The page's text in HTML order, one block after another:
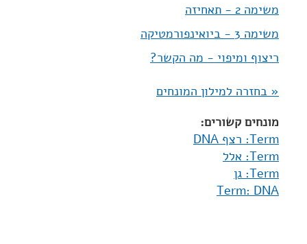
משימה 2 - תאחיזה
משימה 3 - ביואינפורמטיקה
ריצוף ומיפוי - מה הקשר?
« בחזרה למילון המונחים
מונחים קשורים:
Term: רצף DNA
Term: אלל
Term: גן
Term: DNA